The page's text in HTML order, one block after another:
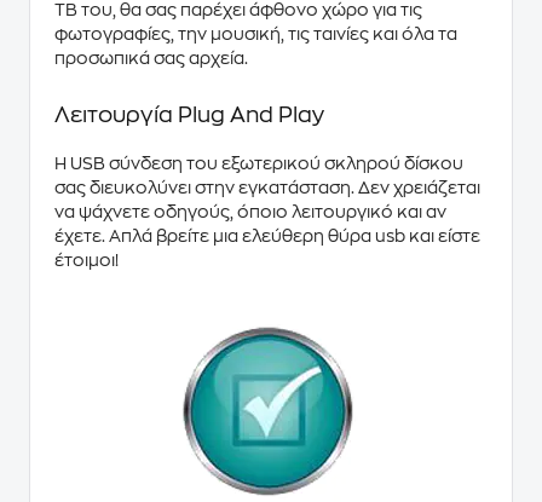
TB του, θα σας παρέχει άφθονο χώρο για τις
φωτογραφίες, την μουσική, τις ταινίες και όλα τα
προσωπικά σας αρχεία.
Λειτουργία Plug And Play
Η USB σύνδεση του εξωτερικού σκληρού δίσκου
σας διευκολύνει στην εγκατάσταση. Δεν χρειάζεται
να ψάχνετε οδηγούς, όποιο λειτουργικό και αν
έχετε. Απλά βρείτε μια ελεύθερη θύρα usb και είστε
έτοιμοι!